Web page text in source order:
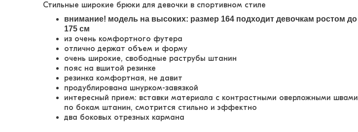
Стильные широкие брюки для девочки в спортивном стиле
внимание! модель на высоких: размер 164 подходит девочкам ростом до
175 см
из очень комфортного футера
отлично держат объем и форму
очень широкие, свободные раструбы штанин
пояс на вшитой резинке
резинка комфортная, не давит
продублирована шнурком-завязкой
интересный прием: вставки материала с контрастными оверложными швами
по бокам штанин, смотрится стильно и эффектно
два боковых отрезных кармана